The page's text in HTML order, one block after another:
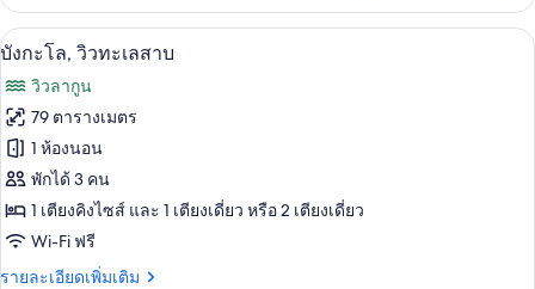
of
Pontoon)
เกี่ยว
กับ
ห้อง
ท,
เหนือ
ระดับ
น้ำ
(End
of
Pontoon)
เปิด
ภาพถ่าย
ทั้งหมด
ของ
บังกะโล,
วิว
ทะเลสาบ
เครื่องนอนระดับพรีเมียม, มินิบาร์ฟรี,
8
บังกะโล, วิวทะเลสาบ
วิวลากูน
79 ตารางเมตร
1 ห้องนอน
พักได้ 3 คน
1 เตียงคิงไซส์ และ 1 เตียงเดี่ยว หรือ 2 เตียงเดี่ยว
Wi-Fi ฟรี
รายละเอียดเพิ่มเติม
ราย